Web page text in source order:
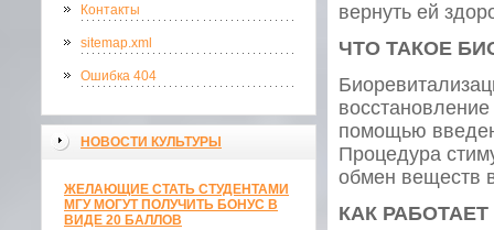
Контакты
sitemap.xml
Ошибка 404
НОВОСТИ КУЛЬТУРЫ
ЖЕЛАЮЩИЕ СТАТЬ СТУДЕНТАМИ
МГУ МОГУТ ПОЛУЧИТЬ БОНУС В
ВИДЕ 20 БАЛЛОВ
вернуть ей
ЧТО ТАКОЕ
помощью
Процедура
обмен веществ
КАК